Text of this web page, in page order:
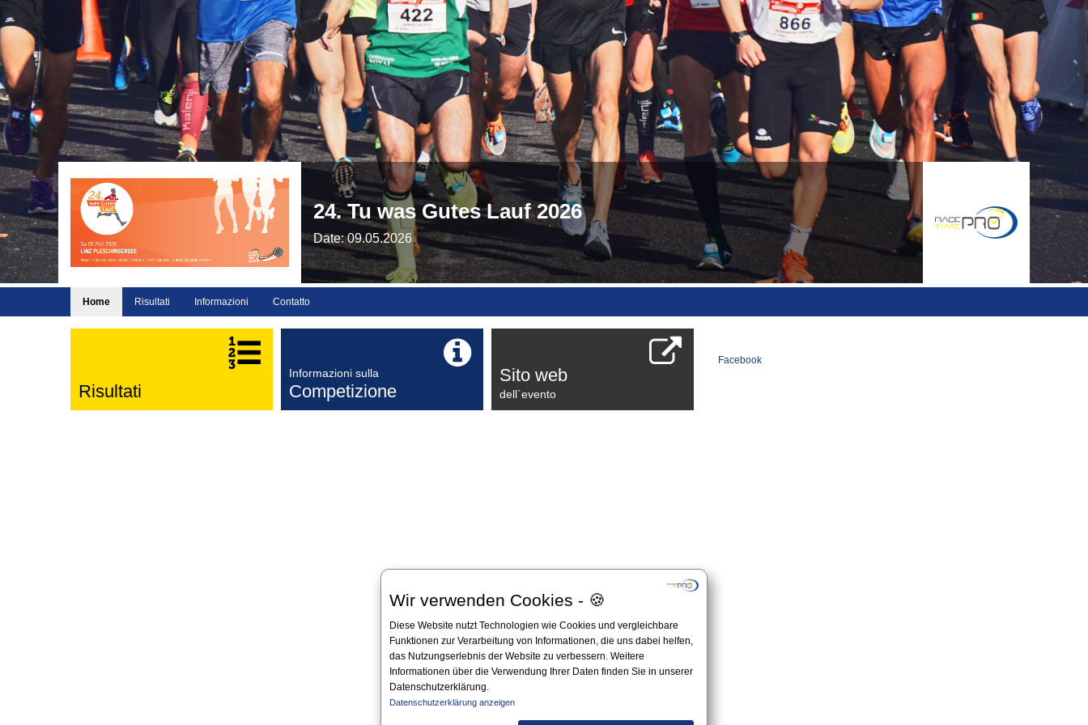
Wir verwenden Cookies - 🍪
Diese Website nutzt Technologien wie Cookies und vergleichbare
Funktionen zur Verarbeitung von Informationen, die uns dabei helfen,
das Nutzungserlebnis der Website zu verbessern. Weitere
Informationen über die Verwendung Ihrer Daten finden Sie in unserer
Datenschutzerklärung.
Datenschutzerklärung anzeigen
24. Tu was Gutes Lauf 2026
Date: 09.05.2026
Home Risultati Informazioni Contatto
Risultati
Informazioni sulla
Competizione
Sito web
dell`evento
Facebook